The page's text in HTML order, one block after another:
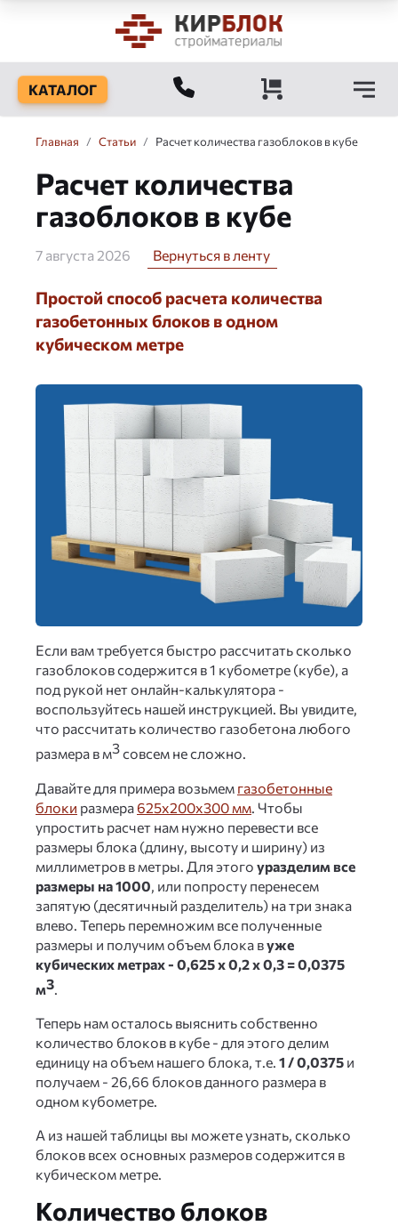
КАТАЛОГ
Главная / Статьи / Расчет количества газоблоков в кубе
Расчет количества
газоблоков в кубе
7 августа 2026 Вернуться в ленту
Простой способ расчета количества
газобетонных блоков в одном
кубическом метре
Если вам требуется быстро рассчитать сколько
газоблоков содержится в 1 кубометре (кубе), а
под рукой нет онлайн-калькулятора -
воспользуйтесь нашей инструкцией. Вы увидите,
что рассчитать количество газобетона любого
размера в м3совсем не сложно.
Давайте для примера возьмем газобетонные
блоки размера 625x200x300 мм . Чтобы
упростить расчет нам нужно перевести все
размеры блока (длину, высоту и ширину) из
миллиметров в метры. Для этого уразделим все
размеры на 1000 , или попросту перенесем
запятую (десятичный разделитель) на три знака
влево. Теперь перемножим все полученные
размеры и получим объем блока вуже
кубических метрах - 0,625 x 0,2 x 0,3 = 0,0375
м3.
Теперь нам осталось выяснить собственно
количество блоков в кубе - для этого делим
единицу на объем нашего блока, т.е. 1 / 0,0375 и
получаем - 26,66 блоков данного размера в
одном кубометре.
А из нашей таблицы вы можете узнать, сколько
блоков всех основных размеров содержится в
кубическом метре.
Количество блоков